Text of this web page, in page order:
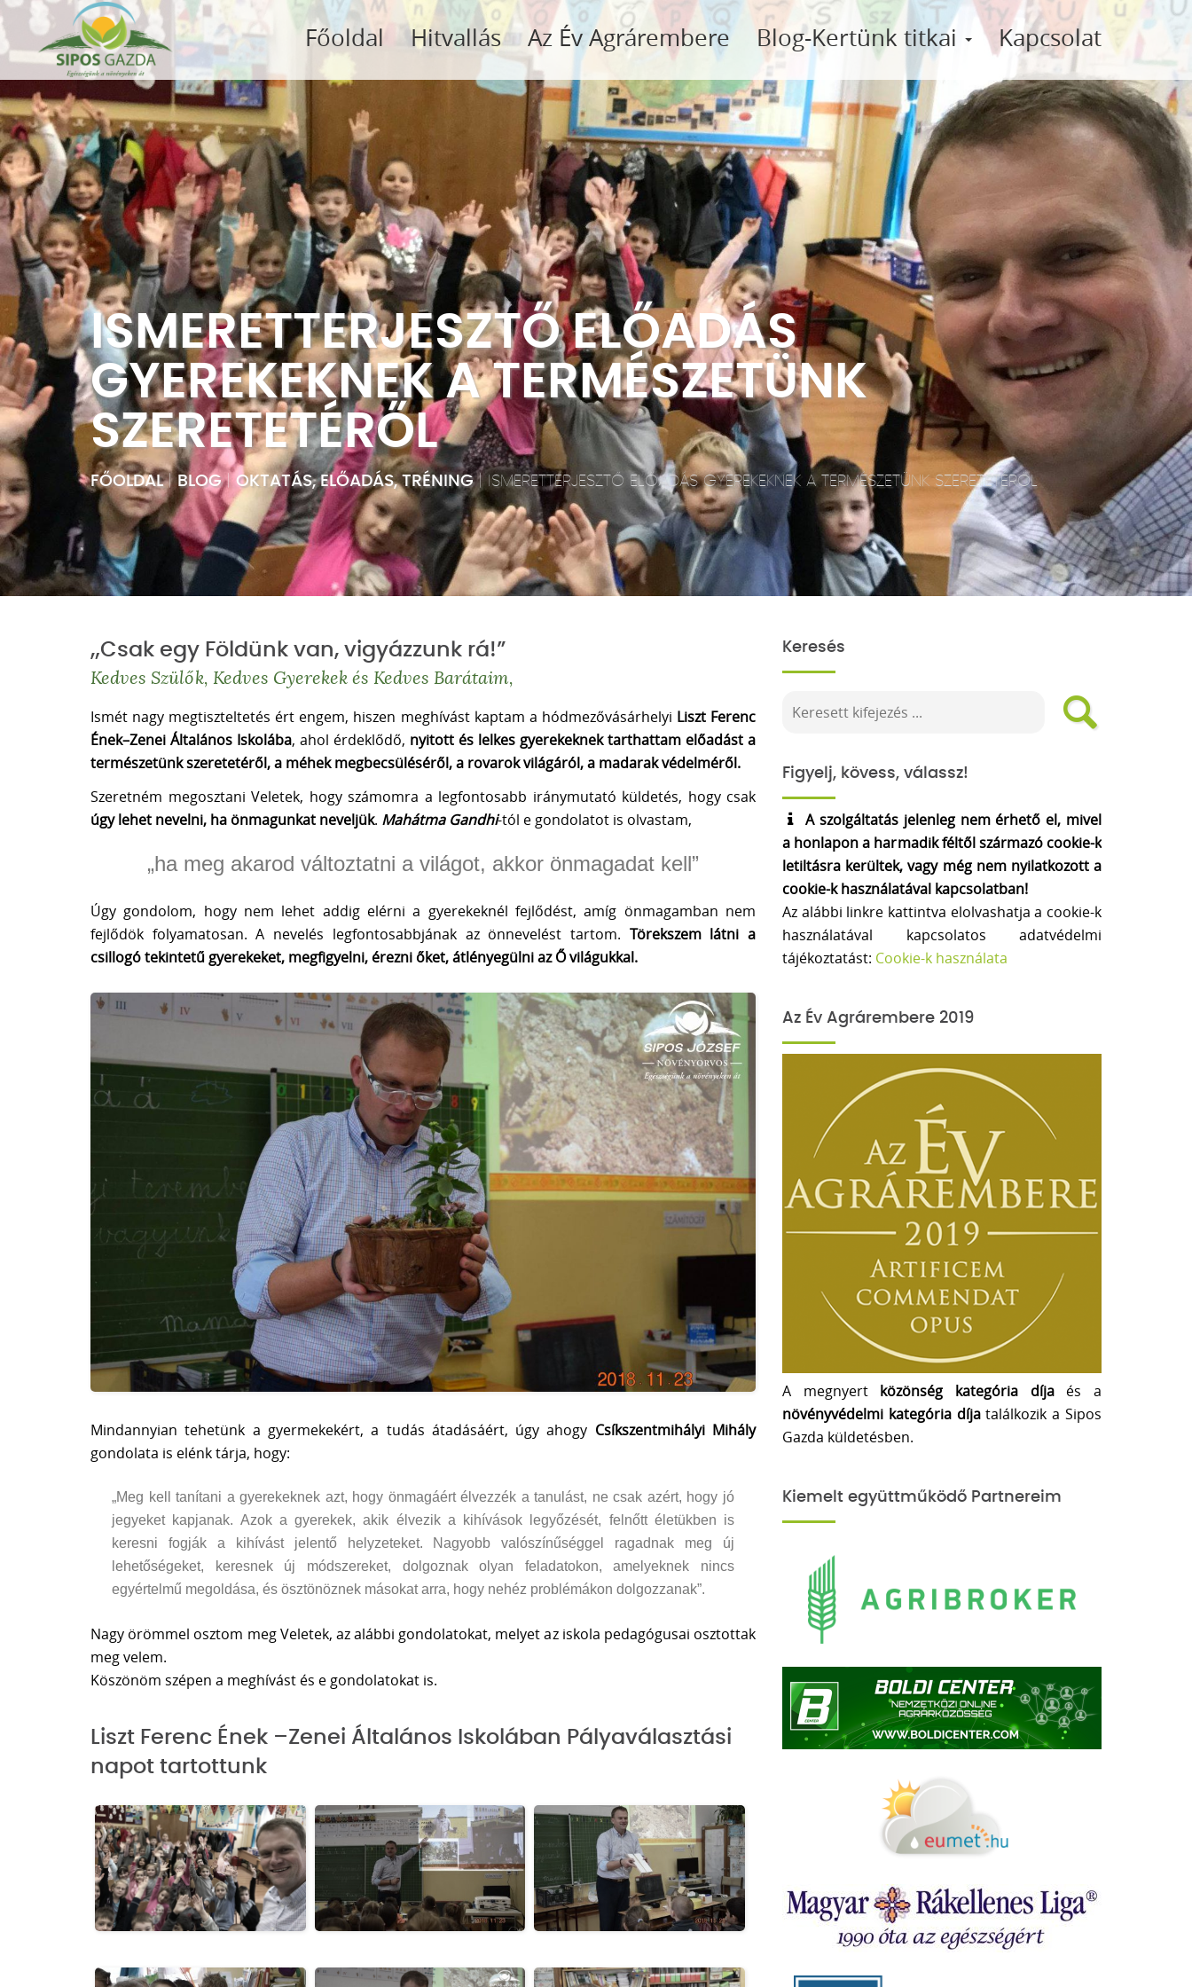
Főoldal Hitvallás Az Év Agrárembere Blog-Kertünk titkai Kapcsolat
ISMERETTERJESZTŐ ELŐADÁS
GYEREKEKNEK A TERMÉSZETÜNK
SZERETETÉRŐL
FŐOLDAL|BLOG| OKTATÁS, ELŐADÁS, TRÉNING| ISMERETTERJESZTŐ ELŐADÁS GYEREKEKNEK A TERMÉSZETÜNK SZERETETÉRŐL
„Csak egy Földünk van, vigyázzunk rá!”
Kedves Szülők, Kedves Gyerekek és Kedves Barátaim,
Ismét nagy megtiszteltetés ért engem, hiszen meghívást kaptam a hódmezővásárhelyi Liszt Ferenc
Ének–Zenei Általános Iskolába, ahol érdeklődő, nyitott és lelkes gyerekeknek tarthattam előadást a
természetünk szeretetéről, a méhek megbecsüléséről, a rovarok világáról, a madarak védelméről.
Szeretném megosztani Veletek, hogy számomra a legfontosabb iránymutató küldetés, hogy csak
úgy lehet nevelni, ha önmagunkat neveljük. Mahátma Gandhi-tól e gondolatot is olvastam,
„ha meg akarod változtatni a világot, akkor önmagadat kell”
Úgy gondolom, hogy nem lehet addig elérni a gyerekeknél fejlődést, amíg önmagamban nem
fejlődök folyamatosan. A nevelés legfontosabbjának az önnevelést tartom. Törekszem látni a
csillogó tekintetű gyerekeket, megfigyelni, érezni őket, átlényegülni az Ő világukkal.
Mindannyian tehetünk a gyermekekért, a tudás átadásáért, úgy ahogy Csíkszentmihályi Mihály
gondolata is elénk tárja, hogy:
„Meg kell tanítani a gyerekeknek azt, hogy önmagáért élvezzék a tanulást, ne csak azért, hogy jó
jegyeket kapjanak. Azok a gyerekek, akik élvezik a kihívások legyőzését, felnőtt életükben is
keresni fogják a kihívást jelentő helyzeteket. Nagyobb valószínűséggel ragadnak meg új
lehetőségeket, keresnek új módszereket, dolgoznak olyan feladatokon, amelyeknek nincs
egyértelmű megoldása, és ösztönöznek másokat arra, hogy nehéz problémákon dolgozzanak”.
Nagy örömmel osztom meg Veletek, az alábbi gondolatokat, melyet az iskola pedagógusai osztottak
meg velem.
Köszönöm szépen a meghívást és e gondolatokat is.
Liszt Ferenc Ének –Zenei Általános Iskolában Pályaválasztási
napot tartottunk
Keresés
Figyelj, kövess, válassz!
A szolgáltatás jelenleg nem érhető el, mivel
a honlapon a harmadik féltől származó cookie-k
letiltásra kerültek, vagy még nem nyilatkozott a
cookie-k használatával kapcsolatban!
Az alábbi linkre kattintva elolvashatja a cookie-k
használatával kapcsolatos adatvédelmi
tájékoztatást: Cookie-k használata
Az Év Agrárembere 2019
A megnyert közönség kategória díjaés a
növényvédelmi kategória díjatalálkozik a Sipos
Gazda küldetésben.
Kiemelt együttműködő Partnereim